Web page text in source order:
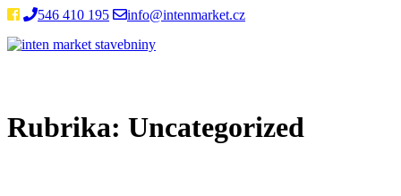
Skip
content
546 410 195
info@intenmarket.cz
Home
Rubrika: Uncategorized